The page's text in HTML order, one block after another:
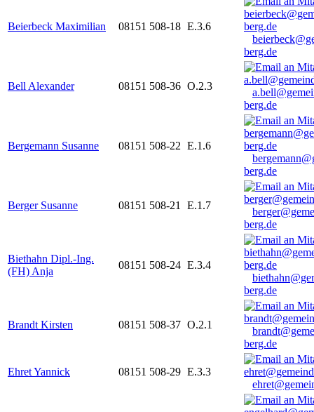
Beierbeck Maximilian 08151 508-18 E.3.6
berg.de
Bell Alexander 08151 508-36 O.2.3
berg.de
Bergemann Susanne 08151 508-22 E.1.6
berg.de
Berger Susanne 08151 508-21 E.1.7
berg.de
Biethahn Dipl.-Ing.
(FH) Anja
08151 508-24 E.3.4
berg.de
Brandt Kirsten 08151 508-37 O.2.1
berg.de
Ehret Yannick 08151 508-29 E.3.3